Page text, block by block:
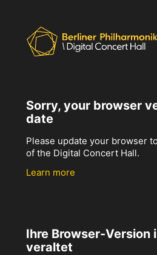
Sorry, your browser
date
Please update your browser
of the Digital Concert Hall.
Learn more
Ihre Browser-Version
veraltet